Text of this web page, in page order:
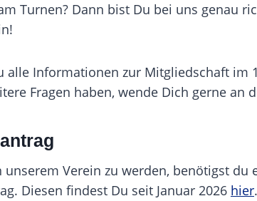
Turnen? Dann bist Du bei uns genau
alle Informationen zur Mitgliedschaft im
Fragen haben, wende Dich gerne an
Verein zu werden, benötigst du
Diesen findest Du seit Januar 2026 hier